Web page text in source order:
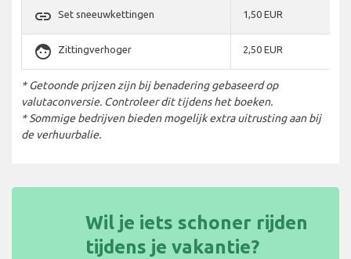
link Set sneeuwkettingen 1,50 EUR
face Zittingverhoger 2,50 EUR
* Getoonde prijzen zijn bij benadering gebaseerd op
valutaconversie. Controleer dit tijdens het boeken.
* Sommige bedrijven bieden mogelijk extra uitrusting aan bij
de verhuurbalie.
Wil je iets schoner rijden
tijdens je vakantie?